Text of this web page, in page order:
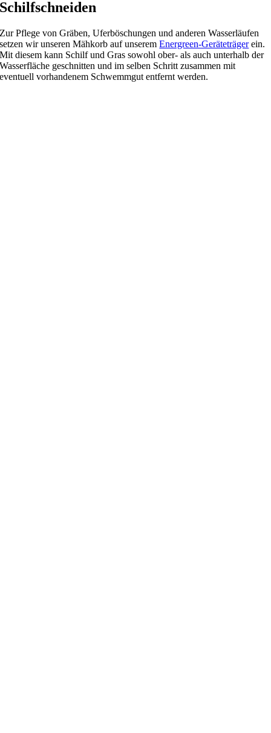
Schilfschneiden
Zur Pflege von Gräben, Uferböschungen und anderen Wasserläufen
setzen wir unseren Mähkorb auf unseremEnergreen-Geräteträgerein.
Mit diesem kann Schilf und Gras sowohl ober- als auch unterhalb der
Wasserfläche geschnitten und im selben Schritt zusammen mit
eventuell vorhandenem Schwemmgut entfernt werden.